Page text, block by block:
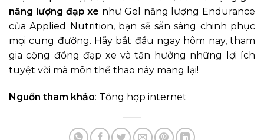
năng lượng đạp xe như Gel năng lượng Endurance
của Applied Nutrition, bạn sẽ sẵn sàng chinh phục
mọi cung đường. Hãy bắt đầu ngay hôm nay, tham
gia cộng đồng đạp xe và tận hưởng những lợi ích
tuyệt vời mà môn thể thao này mang lại!
Nguồn tham khảo: Tổng hợp internet